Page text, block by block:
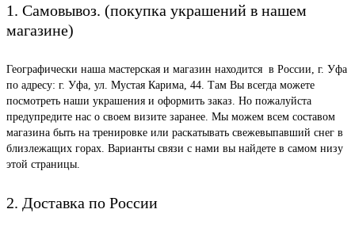
1. Самовывоз. (покупка украшений в нашем
магазине)
Географически наша мастерская и магазин находится в России, г. Уфа
по адресу: г. Уфа, ул. Мустая Карима, 44. Там Вы всегда можете
посмотреть наши украшения и оформить заказ. Но пожалуйста
предупредите нас о своем визите заранее. Мы можем всем составом
магазина быть на тренировке или раскатывать свежевыпавший снег в
близлежащих горах. Варианты связи с нами вы найдете в самом низу
этой страницы.
2. Доставка по России